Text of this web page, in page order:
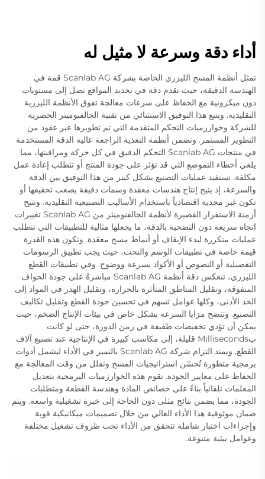
أداء دقة وسرعة لا مثيل له
تمثل أنظمة المسح الليزري الخاصة بشركة Scanlab AG قمة في
الهندسة الدقيقة، حيث تقدم دقة في تحديد المواقع تصل إلى مستويات
دون ميكرونية مع الحفاظ على سرعات معالجة تفوق الأنظمة الليزرية
التقليدية. وينبع هذا التوفيق الاستثنائي من تقنية الجالفنوميتر الحصرية
للشركة وخوارزميات التحكم المتقدمة التي تم تطويرها عبر عقود من
التطوير المستمر. وتضمن أنظمة التغذية الراجعة عالية الدقة المستخدمة
في منتجات Scanlab AG التحكم الدقيق في كل حركة ومراقبتها، مما
يلغي أخطاء التموضع التي قد تؤثر على جودة المنتج أو تتطلب إعادة عمل
مكلفة. تستفيد عمليات التصنيع بشكل كبير من هذا التوفيق بين الدقة
والسرعة، إذ يتيح إنتاج هندسات معقدة وسمات دقيقة يصعب تحقيقها أو
تكون غير مجدية اقتصادياً باستخدام الأساليب التصنيعية التقليدية. وتتيح
أزمنة الاستقرار القصيرة لأنظمة الجالفنوميتر من Scanlab AG تغييرات
اتجاه سريعة دون التضحية بالدقة، ما يجعلها مثالية للتطبيقات التي تتطلب
عمليات متكررة لبدء الإيقاف أو أنماط مسح معقدة. وتكون هذه القدرة
قيمة خاصة في تطبيقات الوسم والنحت، حيث يجب تطبيق الرسومات
التفصيلية أو النصوص أو الأكواد بسرعة ووضوح. وفي تطبيقات القطع
الليزري، تنعكس دقة أنظمة Scanlab AG مباشرةً على جودة الحواف
المتفوقة، وتقليل المناطق المتأثرة بالحرارة، وتقليل الهدر في المواد إلى
الحد الأدنى، وكلها عوامل تسهم في تحسين جودة القطع وتقليل تكاليف
التصنيع. وتتضح مزايا السرعة بشكل خاص في بيئات الإنتاج الضخم، حيث
يمكن أن تؤدي تخفيضات طفيفة في زمن الدورة، حتى لو كانت
بMilliseconds قليلة، إلى مكاسب كبيرة في الإنتاجية عند تصنيع آلاف
القطع. ويمتد التزام شركة Scanlab AG بالتميز في الأداء ليشمل أدوات
برمجية متطورة تُحسّن استراتيجيات المسح وتقلل من وقت المعالجة مع
الحفاظ على معايير الجودة. تقوم هذه الخوارزميات البرمجية بتعديل
المعلمات تلقائياً بناءً على خصائص المادة وهندسة القطعة ومتطلبات
الجودة، مما يضمن نتائج مثلى دون الحاجة إلى خبرة تشغيلية واسعة. ويتم
ضمان موثوقية هذا الأداء العالي من خلال تصميمات ميكانيكية قوية
وإجراءات اختبار شاملة تتحقق من الأداء تحت ظروف تشغيل مختلفة
وعوامل بيئية متنوعة.